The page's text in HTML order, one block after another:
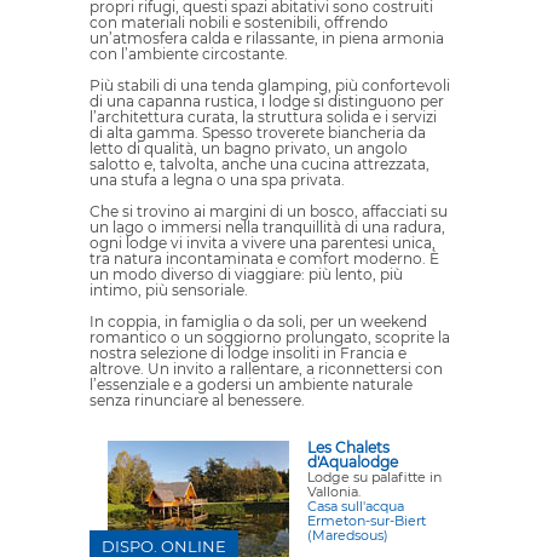
propri rifugi, questi spazi abitativi sono costruiti
con materiali nobili e sostenibili, offrendo
un’atmosfera calda e rilassante, in piena armonia
con l’ambiente circostante.
Più stabili di una tenda glamping, più confortevoli
di una capanna rustica, i lodge si distinguono per
l’architettura curata, la struttura solida e i servizi
di alta gamma. Spesso troverete biancheria da
letto di qualità, un bagno privato, un angolo
salotto e, talvolta, anche una cucina attrezzata,
una stufa a legna o una spa privata.
Che si trovino ai margini di un bosco, affacciati su
un lago o immersi nella tranquillità di una radura,
ogni lodge vi invita a vivere una parentesi unica,
tra natura incontaminata e comfort moderno. È
un modo diverso di viaggiare: più lento, più
intimo, più sensoriale.
In coppia, in famiglia o da soli, per un weekend
romantico o un soggiorno prolungato, scoprite la
nostra selezione di lodge insoliti in Francia e
altrove. Un invito a rallentare, a riconnettersi con
l’essenziale e a godersi un ambiente naturale
senza rinunciare al benessere.
Les Chalets
d'Aqualodge
Lodge su palafitte in
Vallonia.
Casa sull'acqua
Ermeton-sur-Biert
(Maredsous)
DISPO. ONLINE